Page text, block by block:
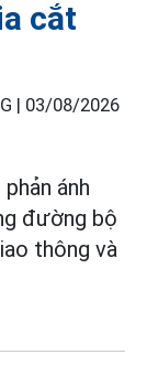
cắt
| 03/08/2026
ánh
đường bộ
thông và